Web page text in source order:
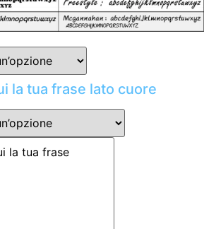
la tua frase lato cuore